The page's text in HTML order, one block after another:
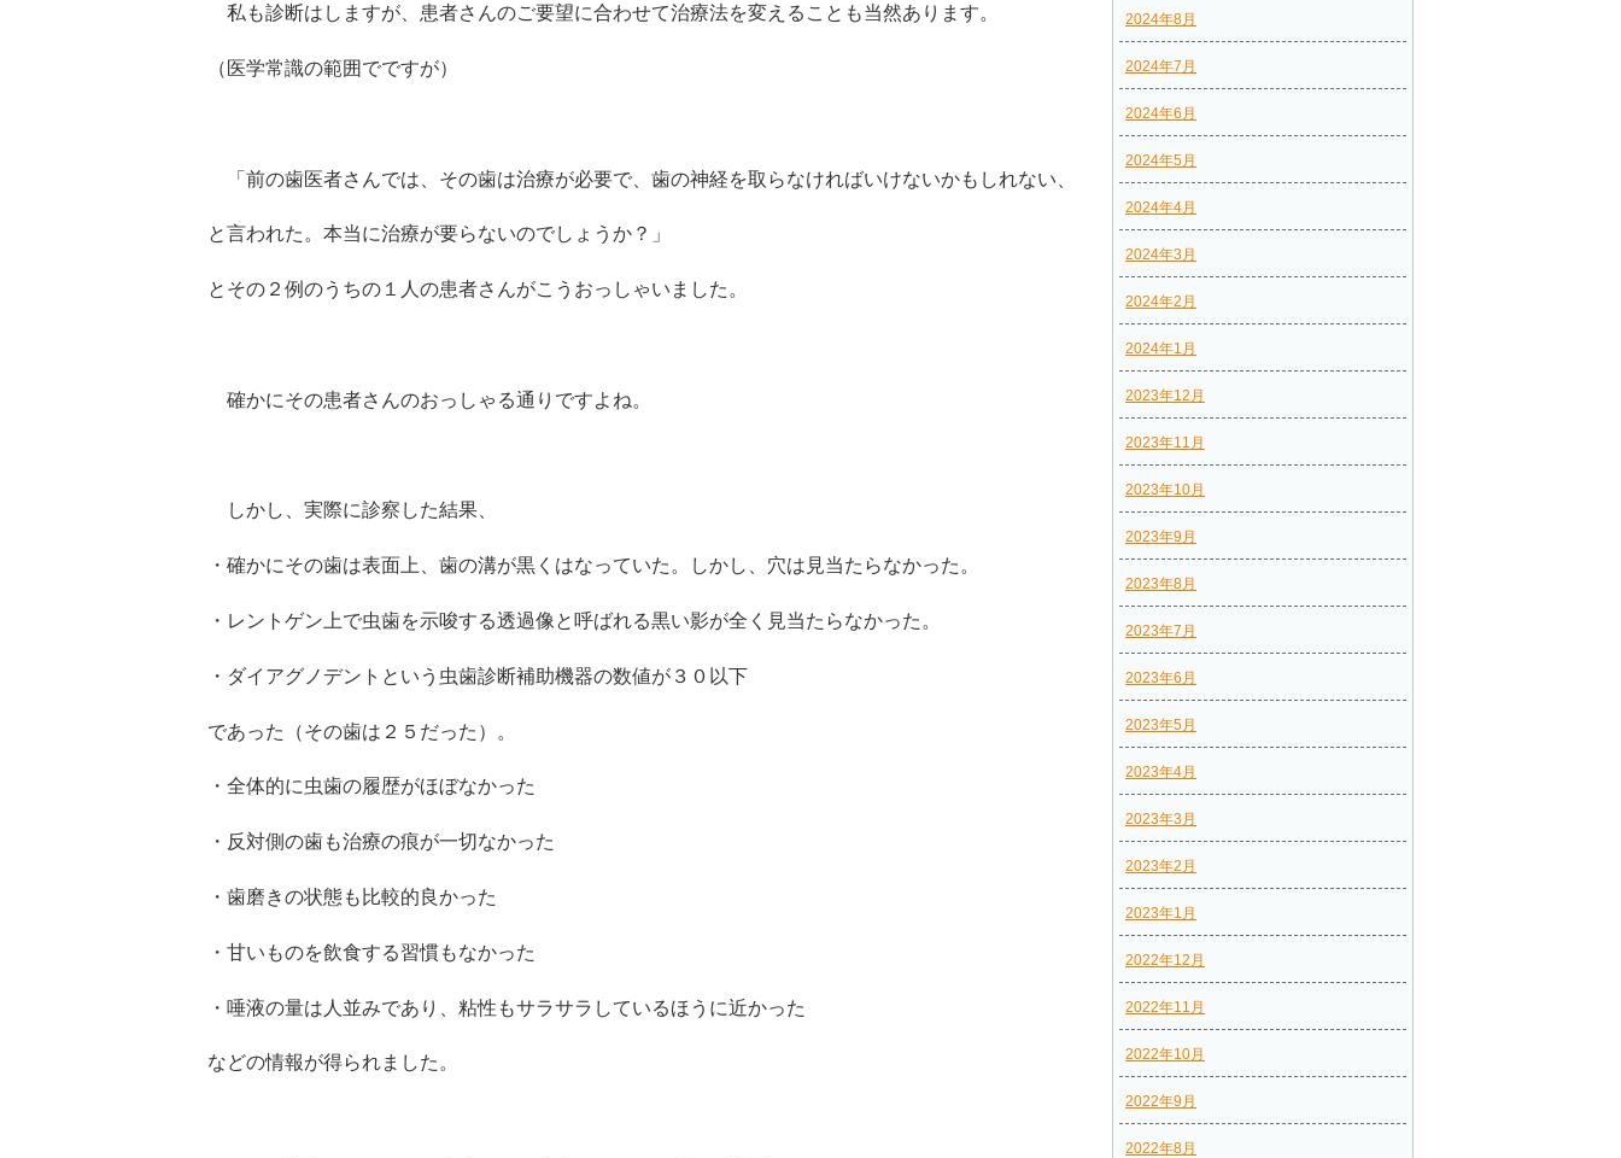
私も診断はしますが、患者さんのご要望に合わせて治療法を変えることも当然あります。
（医学常識の範囲でですが）
「前の歯医者さんでは、その歯は治療が必要で、歯の神経を取らなければいけないかもしれない、
と言われた。本当に治療が要らないのでしょうか？」
とその２例のうちの１人の患者さんがこうおっしゃいました。
確かにその患者さんのおっしゃる通りですよね。
しかし、実際に診察した結果、
・確かにその歯は表面上、歯の溝が黒くはなっていた。しかし、穴は見当たらなかった。
・レントゲン上で虫歯を示唆する透過像と呼ばれる黒い影が全く見当たらなかった。
・ダイアグノデントという虫歯診断補助機器の数値が３０以下
であった（その歯は２５だった）。
・全体的に虫歯の履歴がほぼなかった
・反対側の歯も治療の痕が一切なかった
・歯磨きの状態も比較的良かった
・甘いものを飲食する習慣もなかった
・唾液の量は人並みであり、粘性もサラサラしているほうに近かった
などの情報が得られました。
2024年8月
2024年7月
2024年6月
2024年5月
2024年4月
2024年3月
2024年2月
2024年1月
2023年12月
2023年11月
2023年10月
2023年9月
2023年8月
2023年7月
2023年6月
2023年5月
2023年4月
2023年3月
2023年2月
2023年1月
2022年12月
2022年11月
2022年10月
2022年9月
2022年8月